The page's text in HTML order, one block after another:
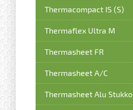
Thermacompact IS (S)
Thermaflex Ultra M
Thermasheet FR
Thermasheet А/С
Thermasheet Alu Stukko